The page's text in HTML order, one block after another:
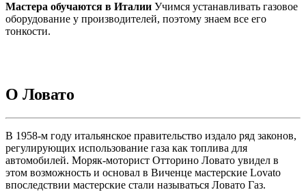
Мастера обучаются в Италии Учимся устанавливать газовое
оборудование у производителей, поэтому знаем все его
тонкости.
О Ловато
В 1958-м году итальянское правительство издало ряд законов,
регулирующих использование газа как топлива для
автомобилей. Моряк-моторист Отторино Ловато увидел в
этом возможность и основал в Виченце мастерские Lovato
впоследствии мастерские стали называться Ловато Газ.